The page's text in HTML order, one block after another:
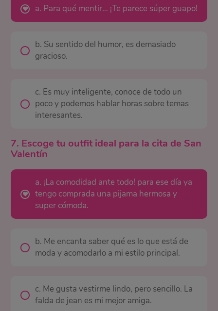
a. Para qué mentir… ¡Te parece súper guapo!
b. Su sentido del humor, es demasiado
gracioso.
c. Es muy inteligente, conoce de todo un
poco y podemos hablar horas sobre temas
interesantes.
7. Escoge tu outfit ideal para la cita de San
Valentín
a. ¡La comodidad ante todo! para ese día ya
tengo comprada una pijama hermosa y
super cómoda.
b. Me encanta saber qué es lo que está de
moda y acomodarlo a mi estilo principal.
c. Me gusta vestirme lindo, pero sencillo. La
falda de jean es mi mejor amiga.